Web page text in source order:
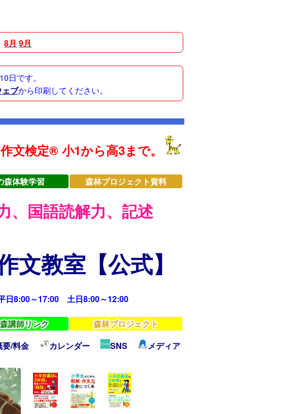
8月 9月
日です。
ェブから印刷してください。
文検定® 小1から高3まで。
森体験学習 森林プロジェクト資料
、国語読解力、記述
文教室【公式】
8:00～17:00 土日8:00～12:00
講師リンク
森林プロジェクト
要/料金 カレンダー SNS メディア